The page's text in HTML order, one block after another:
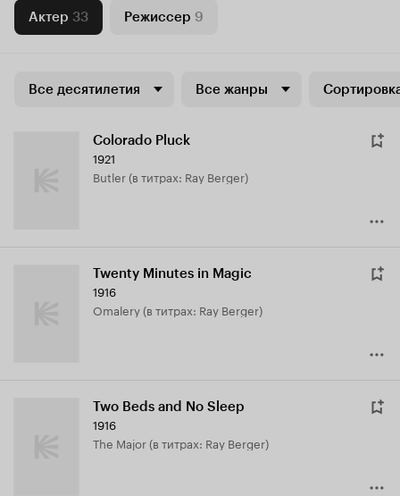
Актер 33 Режиссер 9
Все десятилетия Все жанры
Colorado Pluck
1921
Butler (в титрах: Ray Berger)
Twenty Minutes in Magic
1916
Omalery (в титрах: Ray Berger)
Two Beds and No Sleep
1916
The Major (в титрах: Ray Berger)